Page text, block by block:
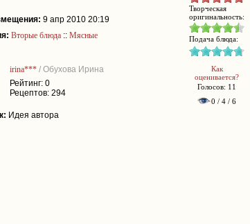
Творческая
оригинальность:
Подача блюда:
Как
оценивается?
Голосов: 11
0 / 4 / 6
9 апр 2010 20:19
Вторые блюда :: Мясные
irina*** / Обухова Ирина
Рейтинг: 0
Рецептов: 294
Идея автора